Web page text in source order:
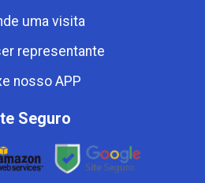
uma visita
representante
nosso APP
Seguro